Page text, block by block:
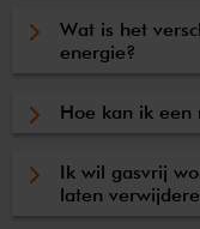
Wat is het
energie?
Hoe kan ik een
Ik wil gasvrij
laten